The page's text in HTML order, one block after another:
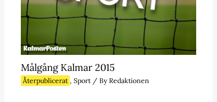
Målgång Kalmar 2015
Återpublicerat , Sport/ ByRedaktionen